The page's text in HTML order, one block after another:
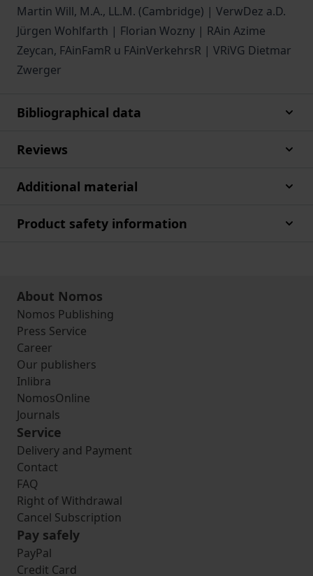
Martin Will, M.A., LL.M. (Cambridge) | VerwDez a.D.
Jürgen Wohlfarth | Florian Wozny | RAin Azime
Zeycan, FAinFamR u FAinVerkehrsR | VRiVG Dietmar
Zwerger
Bibliographical data
Reviews
Additional material
Product safety information
About Nomos
Nomos Publishing
Press Service
Career
Our publishers
Inlibra
NomosOnline
Journals
Service
Delivery and Payment
Contact
FAQ
Right of Withdrawal
Cancel Subscription
Pay safely
PayPal
Credit Card